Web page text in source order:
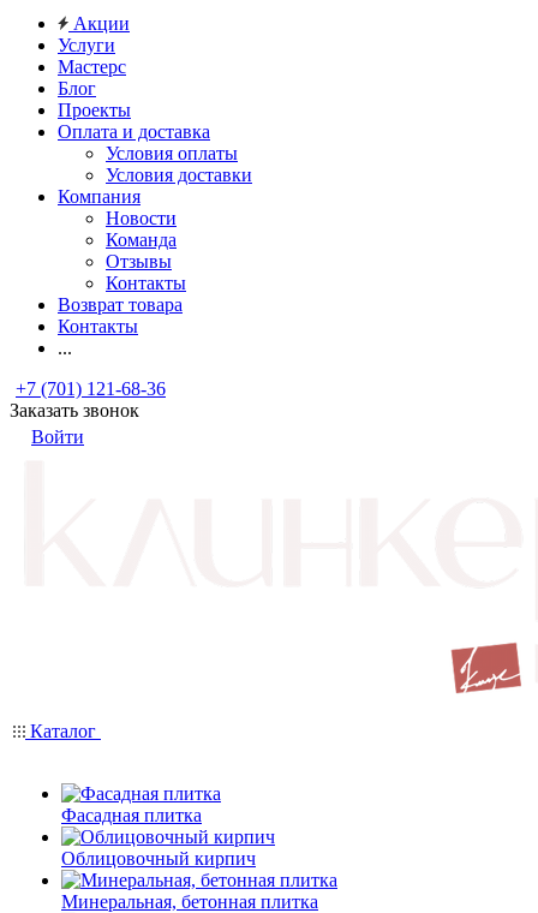
Акции
Услуги
Мастерс
Блог
Проекты
Оплата и доставка
Условия оплаты
Условия доставки
Компания
Новости
Команда
Отзывы
Контакты
Возврат товара
Контакты
...
+7 (701) 121-68-36
Заказать звонок
Войти
Каталог
Фасадная плитка
Облицовочный кирпич
Минеральная, бетонная плитка